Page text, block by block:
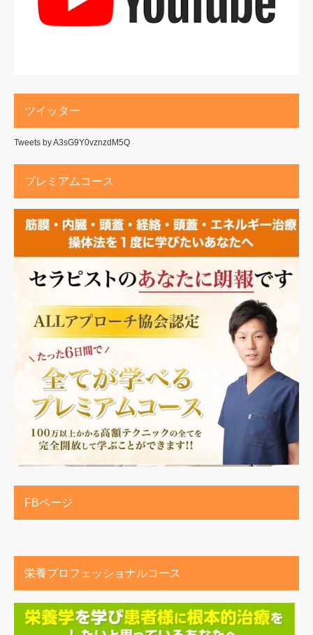
ツイッター
Tweets by A3sG9Y0vznzdM5Q
プレミアムコース
FBページ
栄養プロフェッショナルコース